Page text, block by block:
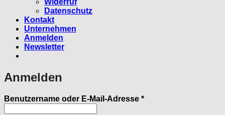
Datenschutz
Kontakt
Unternehmen
Anmelden
Newsletter
Anmelden
Benutzername oder E-Mail-Adresse *Erforderlich